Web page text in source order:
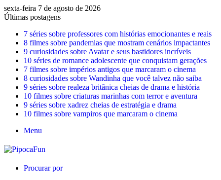
sexta-feira 7 de agosto de 2026
Últimas postagens
7 séries sobre professores com histórias emocionantes e reais
8 filmes sobre pandemias que mostram cenários impactantes
9 curiosidades sobre Avatar e seus bastidores incríveis
10 séries de romance adolescente que conquistam gerações
7 filmes sobre impérios antigos que marcaram o cinema
8 curiosidades sobre Wandinha que você talvez não saiba
9 séries sobre realeza britânica cheias de drama e história
10 filmes sobre criaturas marinhas com terror e aventura
9 séries sobre xadrez cheias de estratégia e drama
10 filmes sobre vampiros que marcaram o cinema
Menu
Procurar por